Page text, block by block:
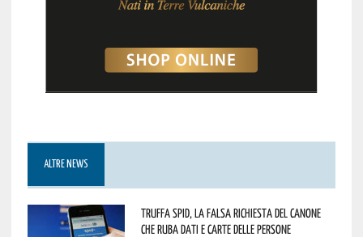
ALTRE NEWS
Truffa Spid, la falsa richiesta del canone
che ruba dati e carte delle persone